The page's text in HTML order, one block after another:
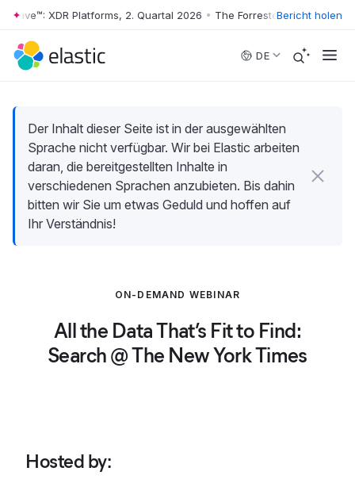
Skip to main content
XDR Platforms, 2. Quartal 2026 • The Forrester Wave™: XDR
Bericht holen
DE
Der Inhalt dieser Seite ist in der ausgewählten
Sprache nicht verfügbar. Wir bei Elastic arbeiten
daran, die bereitgestellten Inhalte in
verschiedenen Sprachen anzubieten. Bis dahin
bitten wir Sie um etwas Geduld und hoffen auf
Ihr Verständnis!
ON-DEMAND WEBINAR
All the Data That’s Fit to Find:
Search @ The New York Times
Hosted by: